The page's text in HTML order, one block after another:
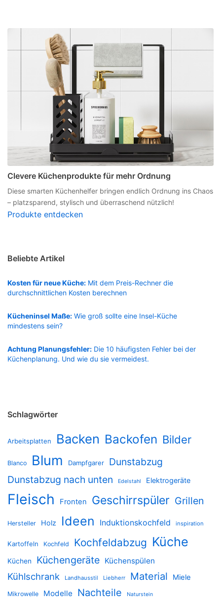
Clevere Küchenprodukte für mehr Ordnung
Diese smarten Küchenhelfer bringen endlich Ordnung ins Chaos
– platzsparend, stylisch und überraschend nützlich!
Produkte entdecken
Beliebte Artikel
Kosten für neue Küche: Mit dem Preis-Rechner die
durchschnittlichen Kosten berechnen
Kücheninsel Maße: Wie groß sollte eine Insel-Küche
mindestens sein?
Achtung Planungsfehler: Die 10 häufigsten Fehler bei der
Küchenplanung. Und wie du sie vermeidest.
Schlagwörter
Arbeitsplatten Backen Backofen Bilder
Blanco Blum Dampfgarer
Dunstabzug
Dunstabzug nach unten
Edelstahl Elektrogeräte
Fleisch Fronten Geschirrspüler Grillen
Hersteller Holz Ideen Induktionskochfeld inspiration
Kartoffeln Kochfeld Kochfeldabzug Küche
Küchen Küchengeräte Küchenspülen
Kühlschrank Landhausstil Liebherr Material Miele
Mikrowelle Modelle Nachteile Naturstein